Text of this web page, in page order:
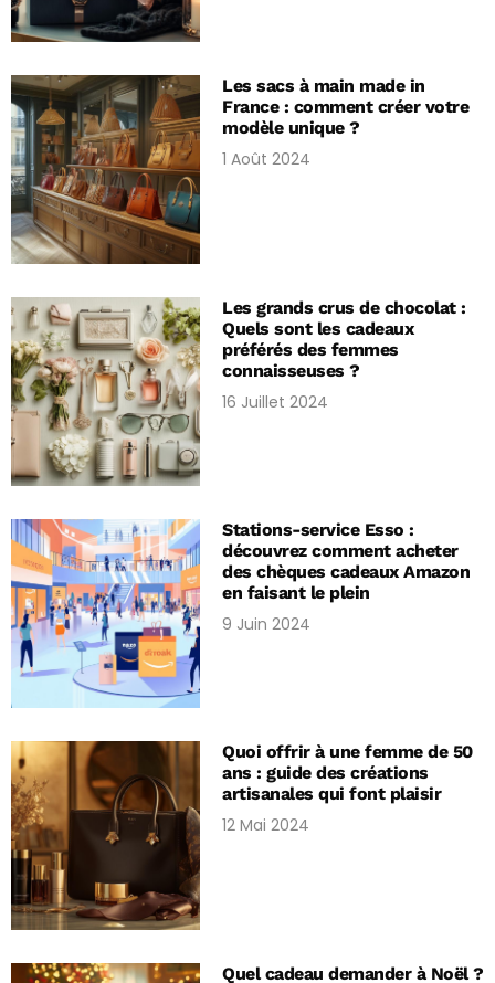
Les sacs à main made in
France : comment créer votre
modèle unique ?
1 Août 2024
Les grands crus de chocolat :
Quels sont les cadeaux
préférés des femmes
connaisseuses ?
16 Juillet 2024
Stations-service Esso :
découvrez comment acheter
des chèques cadeaux Amazon
en faisant le plein
9 Juin 2024
Quoi offrir à une femme de 50
ans : guide des créations
artisanales qui font plaisir
12 Mai 2024
Quel cadeau demander à Noël ?